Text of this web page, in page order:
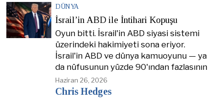
DÜNYA
İsrail’in ABD ile İntihari Kopuşu
Oyun bitti. İsrail'in ABD siyasi sistemi
üzerindeki hakimiyeti sona eriyor.
İsrail'in ABD ve dünya kamuoyunu — ya
da nüfusunun yüzde 90'ından fazlasının
Haziran 26, 2026
Chris Hedges